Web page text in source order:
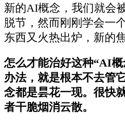
新的AI概念，我们就会
脱节，然而刚刚学会一
东西又火热出炉，新的
怎么才能治好这种“AI
办法，就是根本不去管
念都是昙花一现。很快
者干脆烟消云散。